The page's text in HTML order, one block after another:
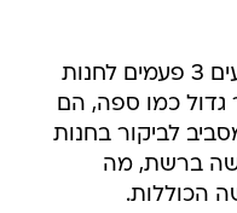
אם בעבר האמריקאים היו מגיעים 3 פעמים לחנות
גדול כמו ספה, הם
לביקור בחנות
ברשת, מה
הכוללות.